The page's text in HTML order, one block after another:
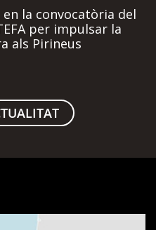
la convocatòria del
per impulsar la
als Pirineus